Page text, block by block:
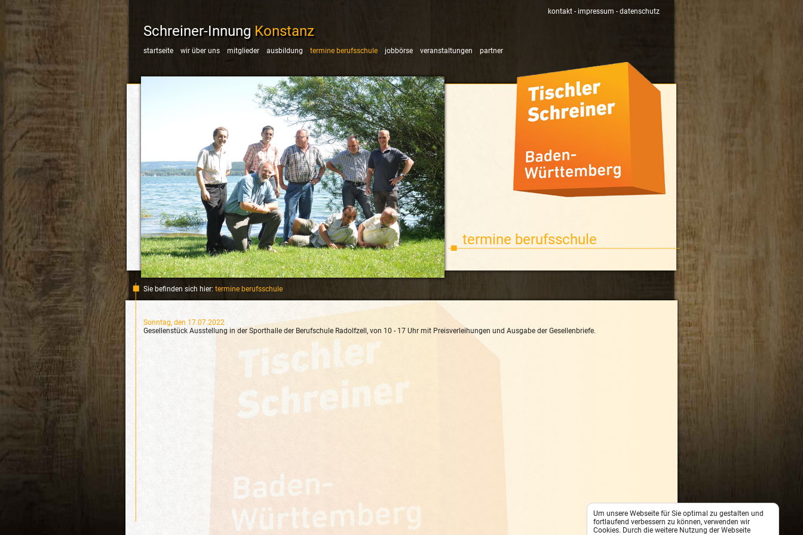
kontakt - impressum - datenschutz
Schreiner-Innung Konstanz
startseite wir über uns mitglieder ausbildung termine berufsschule jobbörse veranstaltungen partner
termine berufsschule
Sie befinden sich hier: termine berufsschule
Sonntag, den 17.07.2022
Gesellenstück Ausstellung in der Sporthalle der Berufschule Radolfzell, von 10 - 17 Uhr mit Preisverleihungen und Ausgabe der Gesellenbriefe.
Um unsere Webseite für Sie optimal zu gestalten und
fortlaufend verbessern zu können, verwenden wir
Cookies. Durch die weitere Nutzung der Webseite